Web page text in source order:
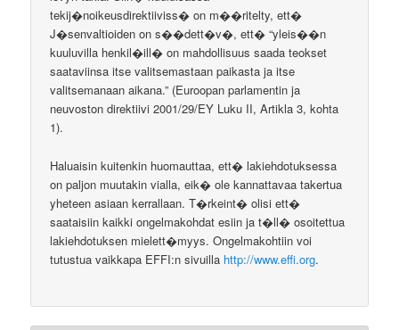
tekij�noikeusdirektiiviss� on m��ritelty, ett�
J�senvaltioiden on s��dett�v�, ett� “yleis��n
kuuluvilla henkil�ill� on mahdollisuus saada teokset
saataviinsa itse valitsemastaan paikasta ja itse
valitsemanaan aikana.” (Euroopan parlamentin ja
neuvoston direktiivi 2001/29/EY Luku II, Artikla 3, kohta
1).
Haluaisin kuitenkin huomauttaa, ett� lakiehdotuksessa
on paljon muutakin vialla, eik� ole kannattavaa takertua
yheteen asiaan kerrallaan. T�rkeint� olisi ett�
saataisiin kaikki ongelmakohdat esiin ja t�ll� osoitettua
lakiehdotuksen mielett�myys. Ongelmakohtiin voi
tutustua vaikkapa EFFI:n sivuilla http://www.effi.org.